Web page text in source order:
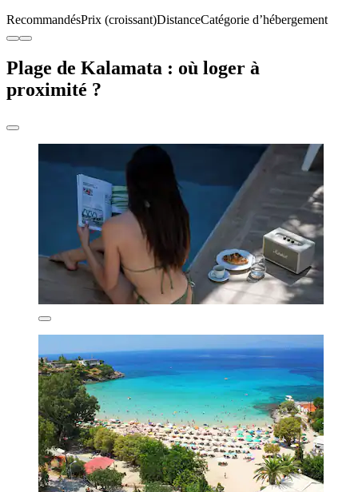
RecommandésPrix (croissant)DistanceCatégorie d’hébergement
Plage de Kalamata : où loger à
proximité ?